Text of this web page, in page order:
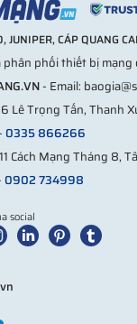
JUNIPER, CÁP QUANG
phân phối thiết bị
- Email:
Lê Trọng Tấn, Thanh
0335 866266
Cách Mạng Tháng 8,
0902 734998
social